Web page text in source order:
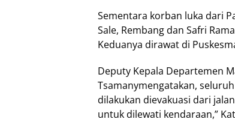
Sementara korban luka dari
Sale, Rembang dan Safri
Keduanya dirawat di
Deputy Kepala Departemen
Tsamanymengatakan,
dilakukan dievakuasi dari
untuk dilewati kendaraan,”